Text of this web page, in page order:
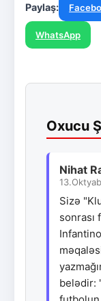
Paylaş:
WhatsApp
Oxucu
Nihat
Sizə
sonrası
belədir: